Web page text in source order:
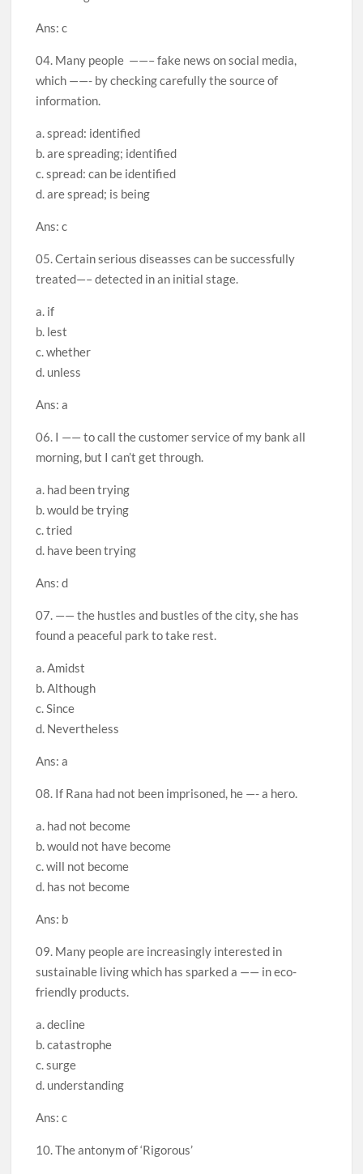
Ans: c
04. Many people ——– fake news on social media,
which ——- by checking carefully the source of
information.
a. spread: identified
b. are spreading; identified
c. spread: can be identified
d. are spread; is being
Ans: c
05. Certain serious diseasses can be successfully
treated—– detected in an initial stage.
a. if
b. lest
c. whether
d. unless
Ans: a
06. I —— to call the customer service of my bank all
morning, but I can’t get through.
a. had been trying
b. would be trying
c. tried
d. have been trying
Ans: d
07. —— the hustles and bustles of the city, she has
found a peaceful park to take rest.
a. Amidst
b. Although
c. Since
d. Nevertheless
Ans: a
08. If Rana had not been imprisoned, he —- a hero.
a. had not become
b. would not have become
c. will not become
d. has not become
Ans: b
09. Many people are increasingly interested in
sustainable living which has sparked a —— in eco-
friendly products.
a. decline
b. catastrophe
c. surge
d. understanding
Ans: c
10. The antonym of ‘Rigorous’